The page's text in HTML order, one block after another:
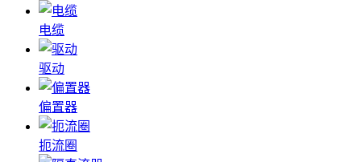
电缆
驱动
偏置器
扼流圈